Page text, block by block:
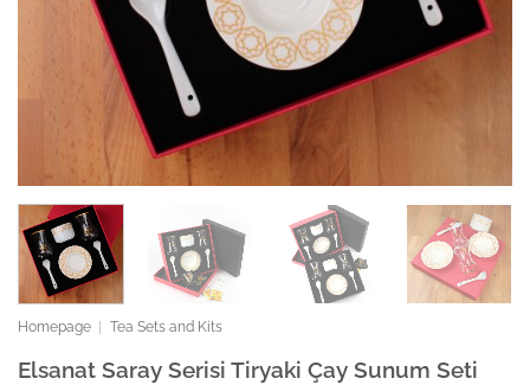
Homepage Tea Sets and Kits
Elsanat Saray Serisi Tiryaki Çay Sunum Seti